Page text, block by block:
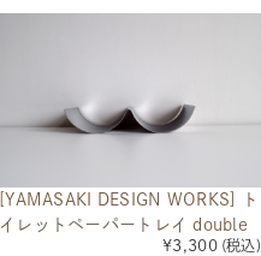
[YAMASAKI DESIGN WORKS] ト
イレットペーパートレイ double
¥3,300 (税込)